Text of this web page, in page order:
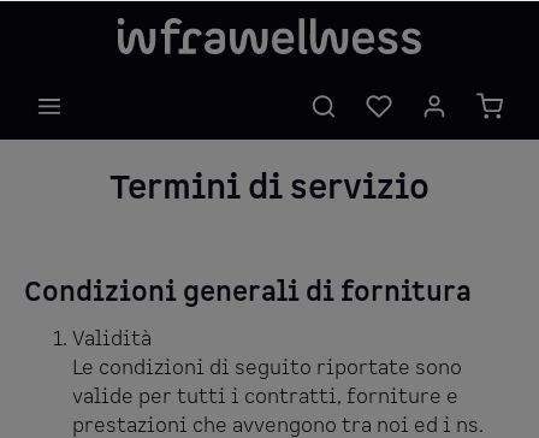
Termini di servizio
Condizioni generali di fornitura
Validità
Le condizioni di seguito riportate sono
valide per tutti i contratti, forniture e
prestazioni che avvengono tra noi ed i ns.